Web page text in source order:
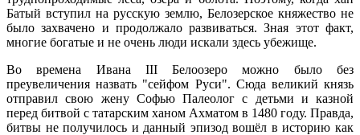
Батый вступил на русскую землю, Белозерское княжество не
было захвачено и продолжало развиваться. Зная этот факт,
многие богатые и не очень люди искали здесь убежище.
Во времена Ивана III Белоозеро можно было без
преувеличения назвать "сейфом Руси". Сюда великий князь
отправил свою жену Софью Палеолог с детьми и казной
перед битвой с татарским ханом Ахматом в 1480 году. Правда,
битвы не получилось и данный эпизод вошёл в историю как